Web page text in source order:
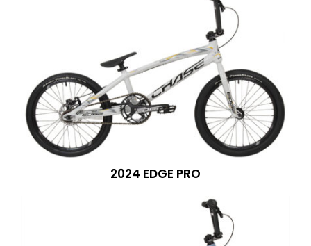
2024 EDGE PRO